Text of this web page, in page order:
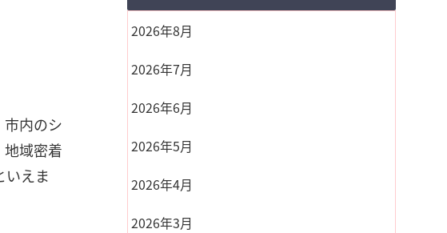
内のシ
域密着
いえま
2026年8月
2026年7月
2026年6月
2026年5月
2026年4月
2026年3月